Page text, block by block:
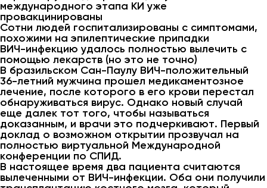
международного этапа КИ уже
провакцинированы
Сотни людей госпитализированы с симптомами,
похожими на эпилептические припадки
ВИЧ-инфекцию удалось полностью вылечить с
помощью лекарств (но это не точно)
В бразильском Сан-Паулу ВИЧ-положительный
36-летний мужчина прошел медикаментозное
лечение, после которого в его крови перестал
обнаруживаться вирус. Однако новый случай
еще далек тот того, чтобы называться
доказанным, и врачи это подчеркивают. Первый
доклад о возможном открытии прозвучал на
полностью виртуальной Международной
конференции по СПИД.
В настоящее время два пациента считаются
вылеченными от ВИЧ-инфекции. Оба они получили